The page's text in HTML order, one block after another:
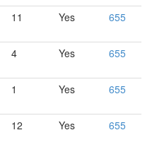
11 Yes 655
4 Yes 655
1 Yes 655
12 Yes 655